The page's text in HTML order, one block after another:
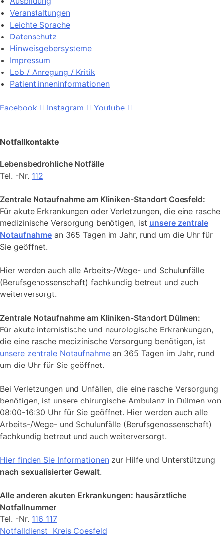
Veranstaltungen
Leichte Sprache
Datenschutz
Hinweisgebersysteme
Impressum
Lob / Anregung / Kritik
Patient:inneninformationen
Facebook Instagram Youtube
Notfallkontakte
Lebensbedrohliche Notfälle
Tel. -Nr. 112
Zentrale Notaufnahme am Kliniken-Standort Coesfeld:
Für akute Erkrankungen oder Verletzungen, die eine rasche
medizinische Versorgung benötigen, ist unsere zentrale
Notaufnahme an 365 Tagen im Jahr, rund um die Uhr für
Sie geöffnet.
Hier werden auch alle Arbeits-/Wege- und Schulunfälle
(Berufsgenossenschaft) fachkundig betreut und auch
weiterversorgt.
Zentrale Notaufnahme am Kliniken-Standort Dülmen:
Für akute internistische und neurologische Erkrankungen,
die eine rasche medizinische Versorgung benötigen, ist
unsere zentrale Notaufnahme an 365 Tagen im Jahr, rund
um die Uhr für Sie geöffnet.
Bei Verletzungen und Unfällen, die eine rasche Versorgung
benötigen, ist unsere chirurgische Ambulanz in Dülmen von
08:00-16:30 Uhr für Sie geöffnet. Hier werden auch alle
Arbeits-/Wege- und Schulunfälle (Berufsgenossenschaft)
fachkundig betreut und auch weiterversorgt.
Hier finden Sie Informationen zur Hilfe und Unterstützung
nach sexualisierter Gewalt.
Alle anderen akuten Erkrankungen: hausärztliche
Notfallnummer
Tel. -Nr. 116 117
Notfalldienst Kreis Coesfeld